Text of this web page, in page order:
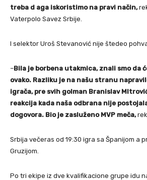
treba d aga iskoristimo na pravi način,
Vaterpolo Savez Srbije.
I selektor Uroš Stevanović nije štedeo
–Bila je borbena utakmica, znali smo da
ovako. Razliku je na našu stranu
igrača, pre svih golman Branislav
reakcija kada naša odbrana nije
dogovora. Bio je zasluženo MVP meča,
Srbija večeras od 19:30 igra sa Španijom a
Gruzijom.
Po tri ekipe iz dve kvalifikacione grupe idu